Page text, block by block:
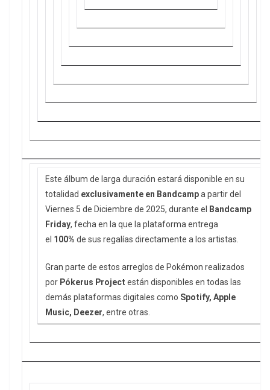
Este álbum de larga duración estará disponible en su
totalidad exclusivamente en Bandcampa partir del
Viernes 5 de Diciembre de 2025, durante el
Bandcamp
Friday, fecha en la que la plataforma entrega
el 100% de sus regalías directamente a los artistas.
Gran parte de estos arreglos de Pokémon realizados
por Pókerus Project están disponibles en todas las
demás plataformas digitales como Spotify, Apple
Music, Deezer, entre otras.